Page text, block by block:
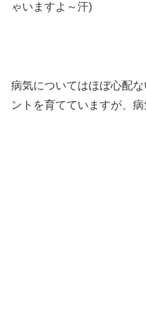
ゃいますよ～汗)
病気についてはほぼ心配
ントを育てていますが、